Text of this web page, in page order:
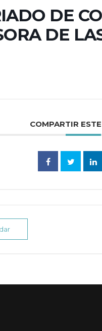
DE
DE
COMPARTIR